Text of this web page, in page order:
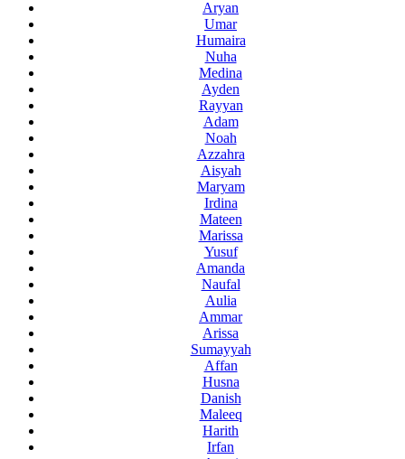
Aryan
Umar
Humaira
Nuha
Medina
Ayden
Rayyan
Adam
Noah
Azzahra
Aisyah
Maryam
Irdina
Mateen
Marissa
Yusuf
Amanda
Naufal
Aulia
Ammar
Arissa
Sumayyah
Affan
Husna
Danish
Maleeq
Harith
Irfan